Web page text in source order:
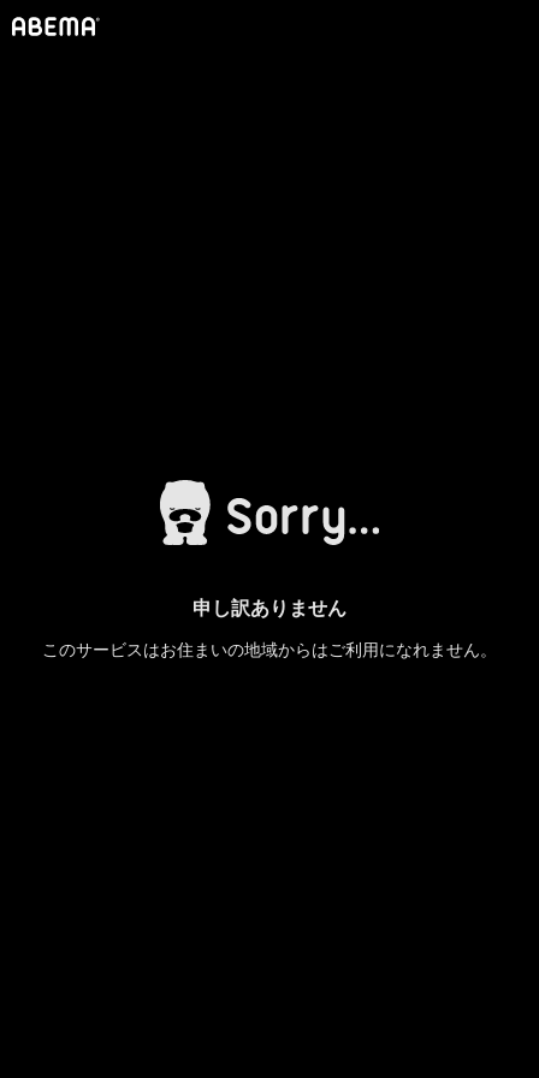
申し訳ありません
このサービスはお住まいの地域からはご利用になれません。